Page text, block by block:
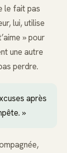
le fait pas
lui, utilise
» pour
une autre
perdre.
après
»